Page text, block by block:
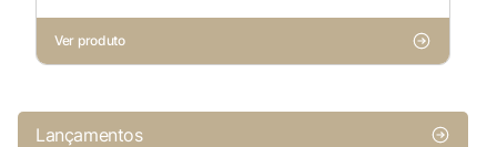
Lançamentos
Ver produto